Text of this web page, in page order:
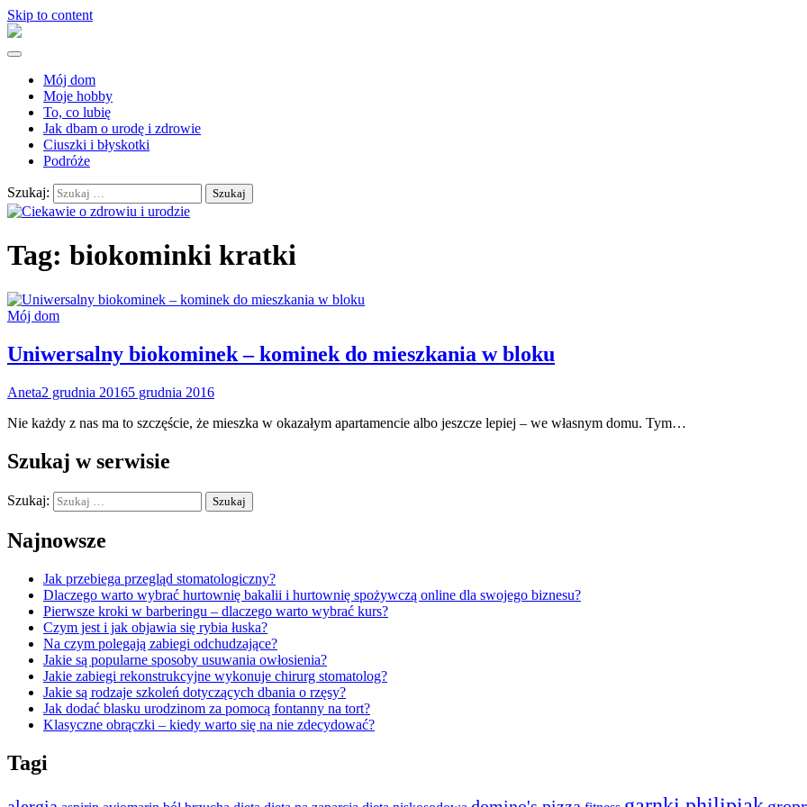
Skip to content
Mój dom
Moje hobby
To, co lubię
Jak dbam o urodę i zdrowie
Ciuszki i błyskotki
Podróże
Szukaj:
Tag: biokominki kratki
Mój dom
Uniwersalny biokominek – kominek do mieszkania w bloku
Aneta2 grudnia 20165 grudnia 2016
Nie każdy z nas ma to szczęście, że mieszka w okazałym apartamencie albo jeszcze lepiej – we własnym domu. Tym…
Szukaj w serwisie
Szukaj:
Najnowsze
Jak przebiega przegląd stomatologiczny?
Dlaczego warto wybrać hurtownię bakalii i hurtownię spożywczą online dla swojego biznesu?
Pierwsze kroki w barberingu – dlaczego warto wybrać kurs?
Czym jest i jak objawia się rybia łuska?
Na czym polegają zabiegi odchudzające?
Jakie są popularne sposoby usuwania owłosienia?
Jakie zabiegi rekonstrukcyjne wykonuje chirurg stomatolog?
Jakie są rodzaje szkoleń dotyczących dbania o rzęsy?
Jak dodać blasku urodzinom za pomocą fontanny na tort?
Klasyczne obrączki – kiedy warto się na nie zdecydować?
Tagi